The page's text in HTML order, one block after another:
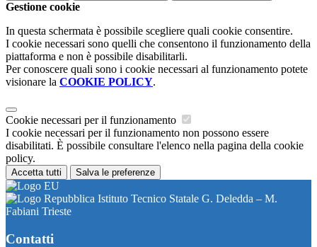
Gestione cookie
In questa schermata è possibile scegliere quali cookie consentire.
I cookie necessari sono quelli che consentono il funzionamento della
piattaforma e non è possibile disabilitarli.
Per conoscere quali sono i cookie necessari al funzionamento potete
visionare la COOKIE POLICY.
Cookie necessari per il funzionamento
I cookie necessari per il funzionamento non possono essere
disabilitati. È possibile consultare l'elenco nella pagina della cookie
policy.
Accetta tutti Salva le preferenze
Istituto Tecnico Statale G. Deledda – M.
Fabiani Trieste
Contatti